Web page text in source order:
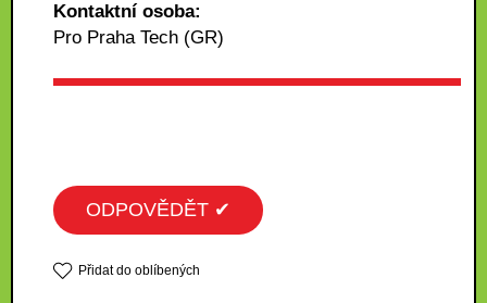
Kontaktní osoba:
Pro Praha Tech (GR)
ODPOVĚDĚT ✔
Přidat do oblíbených